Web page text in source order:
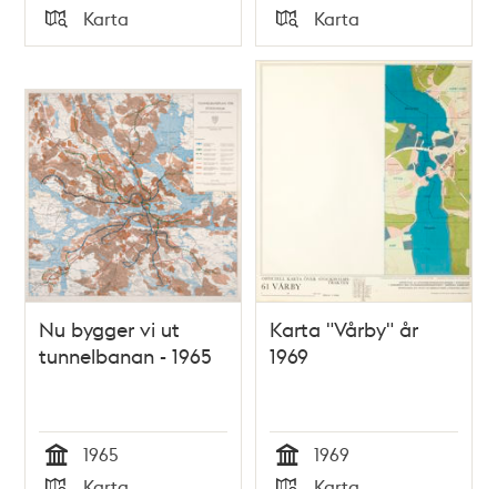
Tid
Typ
Karta
Tid
Typ
Karta
Nu bygger vi ut
tunnelbanan - 1965
Tid
1965
Karta "Vårby" år
1969
Tid
1969